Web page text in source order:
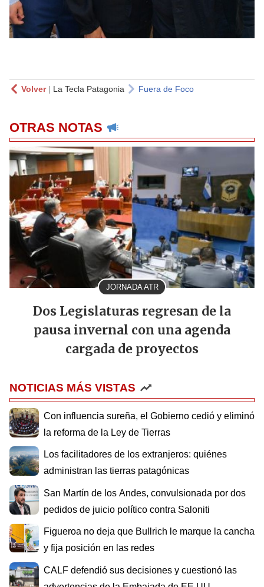
Volver| La Tecla Patagonia Fuera de Foco
OTRAS NOTAS
JORNADA ATR
Dos Legislaturas regresan de la
pausa invernal con una agenda
cargada de proyectos
NOTICIAS MÁS VISTAS
Con influencia sureña, el Gobierno cedió y eliminó
la reforma de la Ley de Tierras
Los facilitadores de los extranjeros: quiénes
administran las tierras patagónicas
San Martín de los Andes, convulsionada por dos
pedidos de juicio político contra Saloniti
Figueroa no deja que Bullrich le marque la cancha
y fija posición en las redes
CALF defendió sus decisiones y cuestionó las